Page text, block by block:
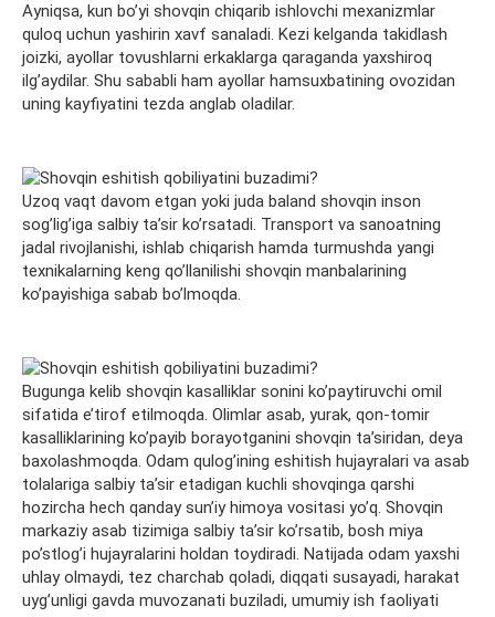
Ayniqsa, kun bo’yi shovqin chiqarib ishlovchi mexanizmlar
quloq uchun yashirin xavf sanaladi. Kezi kelganda takidlash
joizki, ayollar tovushlarni erkaklarga qaraganda yaxshiroq
ilg’aydilar. Shu sababli ham ayollar hamsuxbatining ovozidan
uning kayfiyatini tezda anglab oladilar.
Uzoq vaqt davom etgan yoki juda baland shovqin inson
sog’lig’iga salbiy ta’sir ko’rsatadi. Transport va sanoatning
jadal rivojlanishi, ishlab chiqarish hamda turmushda yangi
texnikalarning keng qo’llanilishi shovqin manbalarining
ko’payishiga sabab bo’lmoqda.
Bugunga kelib shovqin kasalliklar sonini ko’paytiruvchi omil
sifatida e’tirof etilmoqda. Olimlar asab, yurak, qon-tomir
kasalliklarining ko’payib borayotganini shovqin ta’siridan, deya
baxolashmoqda. Odam qulog’ining eshitish hujayralari va asab
tolalariga salbiy ta’sir etadigan kuchli shovqinga qarshi
hozircha hech qanday sun’iy himoya vositasi yo’q. Shovqin
markaziy asab tizimiga salbiy ta’sir ko’rsatib, bosh miya
po’stlog’i hujayralarini holdan toydiradi. Natijada odam yaxshi
uhlay olmaydi, tez charchab qoladi, diqqati susayadi, harakat
uyg’unligi gavda muvozanati buziladi, umumiy ish faoliyati